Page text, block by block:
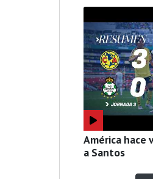
América hace
a Santos